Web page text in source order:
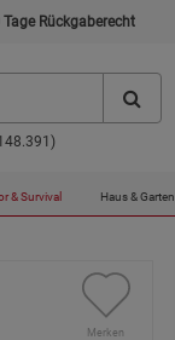
Tage Rückgaberecht
& Survival Haus & Garten
Merken